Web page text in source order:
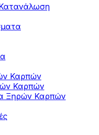
Καρπών
Καρπών
Ξηρών Καρπών